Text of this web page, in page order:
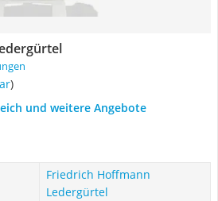
)
und weitere Angebote
Friedrich Hoffmann
Ledergürtel